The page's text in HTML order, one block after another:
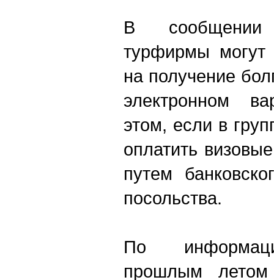
В сообщении
турфирмы могут
на получение
электронном
этом, если в
оплатить
путем
посольства.
По
прошлым летом